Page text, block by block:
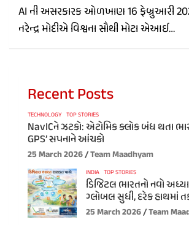
AI ની અસરકારક ઓળખાણ 16 ફેબ્રુઆરી
નરેન્દ્ર મોદીએ વિશ્વના સૌથી મોટા એઆઈ…
Recent Posts
TECHNOLOGY TOP STORIES
NavICને ઝટકો: એટોમિક ક્લોક બંધ થતા
GPS’ સપનાને આંચકો
25 March 2026 Team Maadhyam
INDIA TOP STORIES
ડિજિટલ ભારતનો નવો
ગ્લોબલ સુધી, દરેક હાથમાં
25 March 2026 Team